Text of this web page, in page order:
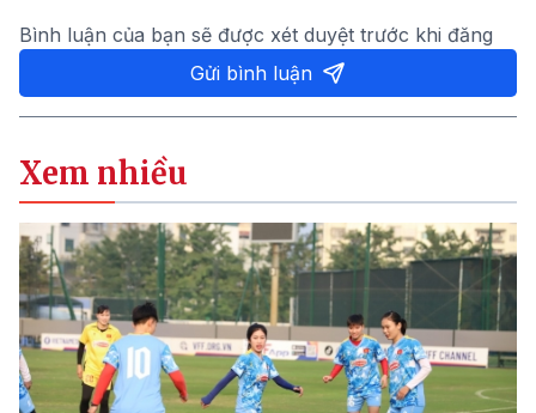
Bình luận của bạn sẽ được xét duyệt trước khi đăng
Gửi bình luận
Xem nhiều